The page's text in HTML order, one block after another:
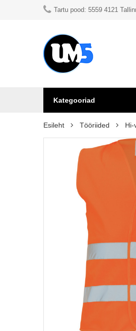
Tartu pood: 5559 4121
Kategooriad
Esileht Tööriided Hi-